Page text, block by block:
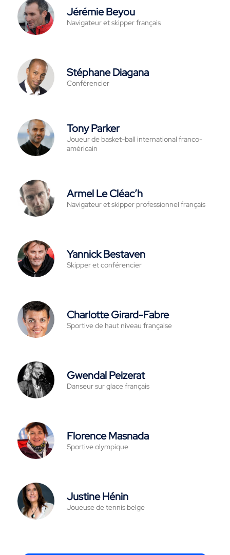
Jérémie Beyou
Navigateur et skipper français
Stéphane Diagana
Conférencier
Tony Parker
Joueur de basket-ball international franco-
américain
Armel Le Cléac’h
Navigateur et skipper professionnel français
Yannick Bestaven
Skipper et conférencier
Charlotte Girard-Fabre
Sportive de haut niveau française
Gwendal Peizerat
Danseur sur glace français
Florence Masnada
Sportive olympique
Justine Hénin
Joueuse de tennis belge